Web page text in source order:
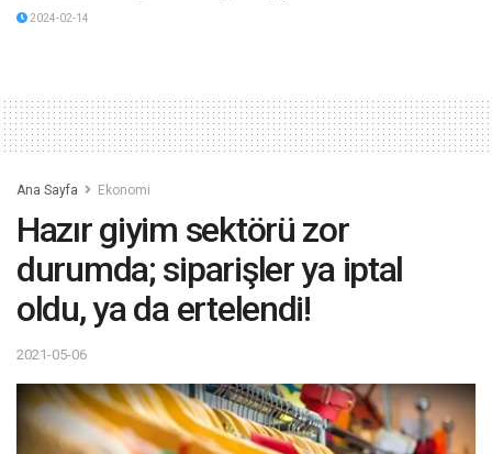
2024-02-14
Ana Sayfa Ekonomi
Hazır giyim sektörü zor
durumda; siparişler ya iptal
oldu, ya da ertelendi!
2021-05-06